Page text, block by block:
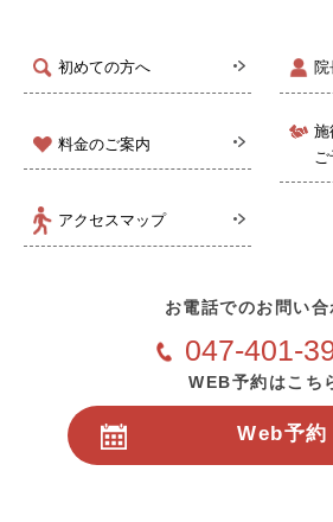
初めての方へ
料金のご案内
施
アクセスマップ
お電話でのお問い合
047-401-
WEB予約はこち
Web予約